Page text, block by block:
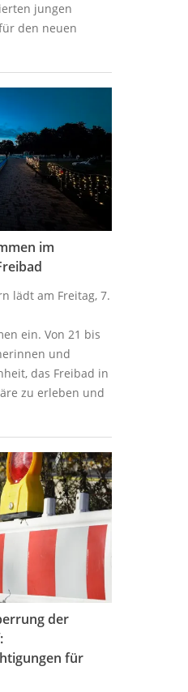
jungen
den neuen
im
lädt am Freitag, 7.
ein. Von 21 bis
und
das Freibad in
zu erleben und
der
für